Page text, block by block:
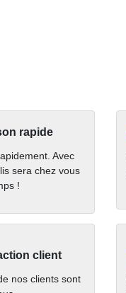
rapide
Avec
sera chez vous
!
client
nos clients sont